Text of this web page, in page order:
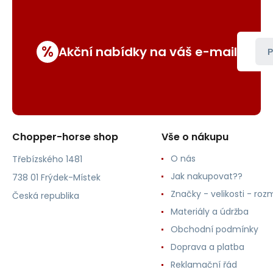
% Akční nabídky na váš e-mail
Chopper-horse shop
Třebízského 1481
738 01 Frýdek-Místek
Česká republika
Vše o nákupu
O nás
Jak nakupovat??
Značky - velikosti -
Materiály a údržba
Obchodní podmínky
Doprava a platba
Reklamační řád